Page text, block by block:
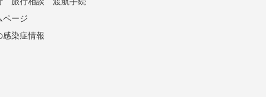
ページ
感染症情報